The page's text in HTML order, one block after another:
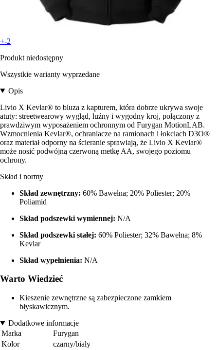
+-2
Produkt niedostępny
Wszystkie warianty wyprzedane
Opis
Livio X Kevlar® to bluza z kapturem, która dobrze ukrywa swoje
atuty: streetwearowy wygląd, luźny i wygodny kroj, połączony z
prawdziwym wyposażeniem ochronnym od Furygan MotionLAB.
Wzmocnienia Kevlar®, ochraniacze na ramionach i łokciach D3O®
oraz materiał odporny na ścieranie sprawiają, że Livio X Kevlar®
może nosić podwójną czerwoną metkę AA, swojego poziomu
ochrony.
Skład i normy
Skład zewnętrzny: 60% Bawełna; 20% Poliester; 20%
Poliamid
Skład podszewki wymiennej: N/A
Skład podszewki stałej: 60% Poliester; 32% Bawełna; 8%
Kevlar
Skład wypełnienia: N/A
Warto Wiedzieć
Kieszenie zewnętrzne są zabezpieczone zamkiem
błyskawicznym.
Dodatkowe informacje
Marka
Furygan
Kolor
czarny/biały